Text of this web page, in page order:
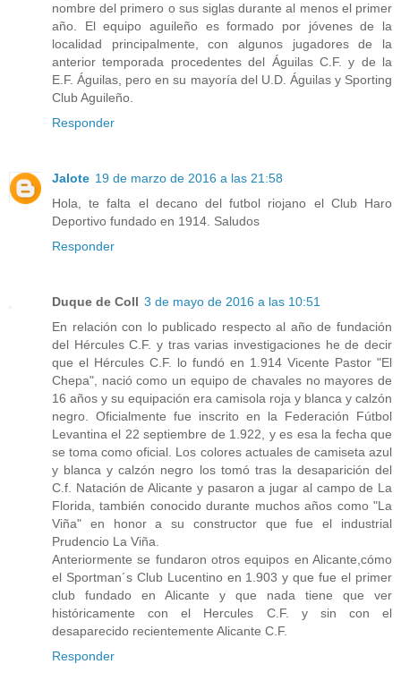
nombre del primero o sus siglas durante al menos el primer
año. El equipo aguileño es formado por jóvenes de la
localidad principalmente, con algunos jugadores de la
anterior temporada procedentes del Águilas C.F. y de la
E.F. Águilas, pero en su mayoría del U.D. Águilas y Sporting
Club Aguileño.
Responder
Jalote 19 de marzo de 2016 a las 21:58
Hola, te falta el decano del futbol riojano el Club Haro
Deportivo fundado en 1914. Saludos
Responder
Duque de Coll 3 de mayo de 2016 a las 10:51
En relación con lo publicado respecto al año de fundación
del Hércules C.F. y tras varias investigaciones he de decir
que el Hércules C.F. lo fundó en 1.914 Vicente Pastor "El
Chepa", nació como un equipo de chavales no mayores de
16 años y su equipación era camisola roja y blanca y calzón
negro. Oficialmente fue inscrito en la Federación Fútbol
Levantina el 22 septiembre de 1.922, y es esa la fecha que
se toma como oficial. Los colores actuales de camiseta azul
y blanca y calzón negro los tomó tras la desaparición del
C.f. Natación de Alicante y pasaron a jugar al campo de La
Florida, también conocido durante muchos años como "La
Viña" en honor a su constructor que fue el industrial
Prudencio La Viña.
Anteriormente se fundaron otros equipos en Alicante,cómo
el Sportman´s Club Lucentino en 1.903 y que fue el primer
club fundado en Alicante y que nada tiene que ver
históricamente con el Hercules C.F. y sin con el
desaparecido recientemente Alicante C.F.
Responder